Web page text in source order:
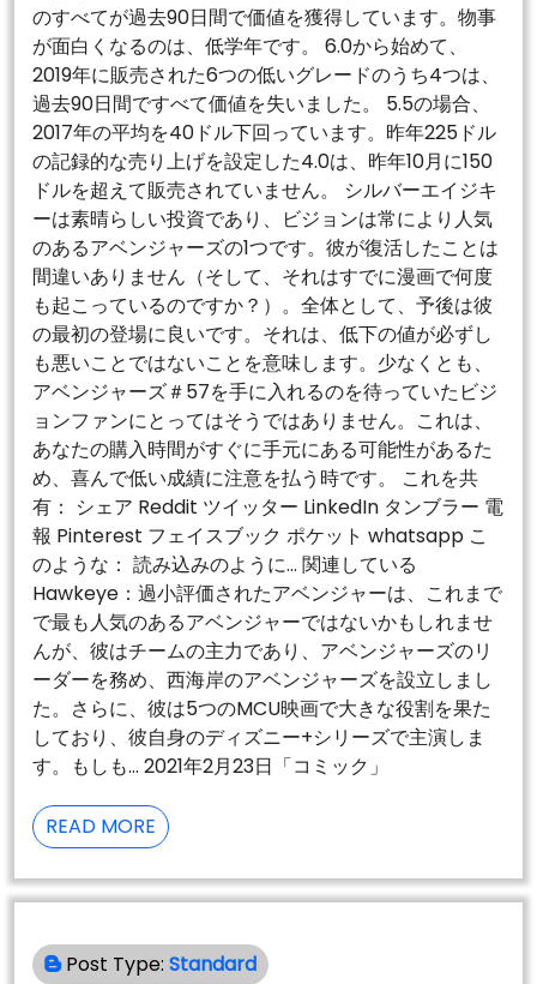
のすべてが過去90日間で価値を獲得しています。物事
が面白くなるのは、低学年です。 6.0から始めて、
2019年に販売された6つの低いグレードのうち4つは、
過去90日間ですべて価値を失いました。 5.5の場合、
2017年の平均を40ドル下回っています。昨年225ドル
の記録的な売り上げを設定した4.0は、昨年10月に150
ドルを超えて販売されていません。 シルバーエイジキ
ーは素晴らしい投資であり、ビジョンは常により人気
のあるアベンジャーズの1つです。彼が復活したことは
間違いありません（そして、それはすでに漫画で何度
も起こっているのですか？）。全体として、予後は彼
の最初の登場に良いです。それは、低下の値が必ずし
も悪いことではないことを意味します。少なくとも、
アベンジャーズ＃57を手に入れるのを待っていたビジ
ョンファンにとってはそうではありません。これは、
あなたの購入時間がすぐに手元にある可能性があるた
め、喜んで低い成績に注意を払う時です。 これを共
有： シェア Reddit ツイッター LinkedIn タンブラー 電
報 Pinterest フェイスブック ポケット whatsapp こ
のような： 読み込みのように… 関連している
Hawkeye：過小評価されたアベンジャーは、これまで
で最も人気のあるアベンジャーではないかもしれませ
んが、彼はチームの主力であり、アベンジャーズのリ
ーダーを務め、西海岸のアベンジャーズを設立しまし
た。さらに、彼は5つのMCU映画で大きな役割を果た
しており、彼自身のディズニー+シリーズで主演しま
す。もしも… 2021年2月23日「コミック」
READ MORE バ
イ
ヤ
ー
の
市
Post Type: Standard